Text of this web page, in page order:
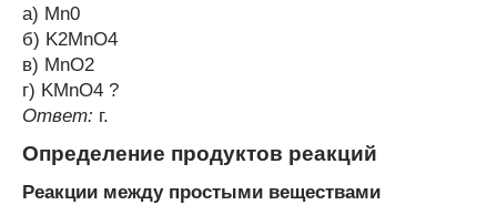
а) Mn0
б) K2MnO4
в) MnO2
г) KMnO4 ?
Ответ: г.
Определение продуктов реакций
Реакции между простыми веществами